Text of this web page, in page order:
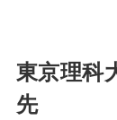
東京理科
先